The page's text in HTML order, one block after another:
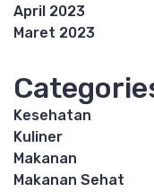
April 2023
Maret 2023
Kesehatan
Kuliner
Makanan
Makanan Sehat